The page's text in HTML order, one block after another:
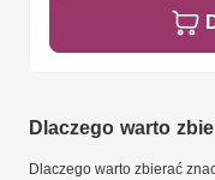
Dlaczego warto
Dlaczego warto zbierać